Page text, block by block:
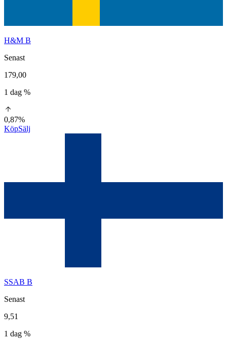
H&M B
Senast
179,00
1 dag %
0,87%
KöpSälj
SSAB B
Senast
9,51
1 dag %